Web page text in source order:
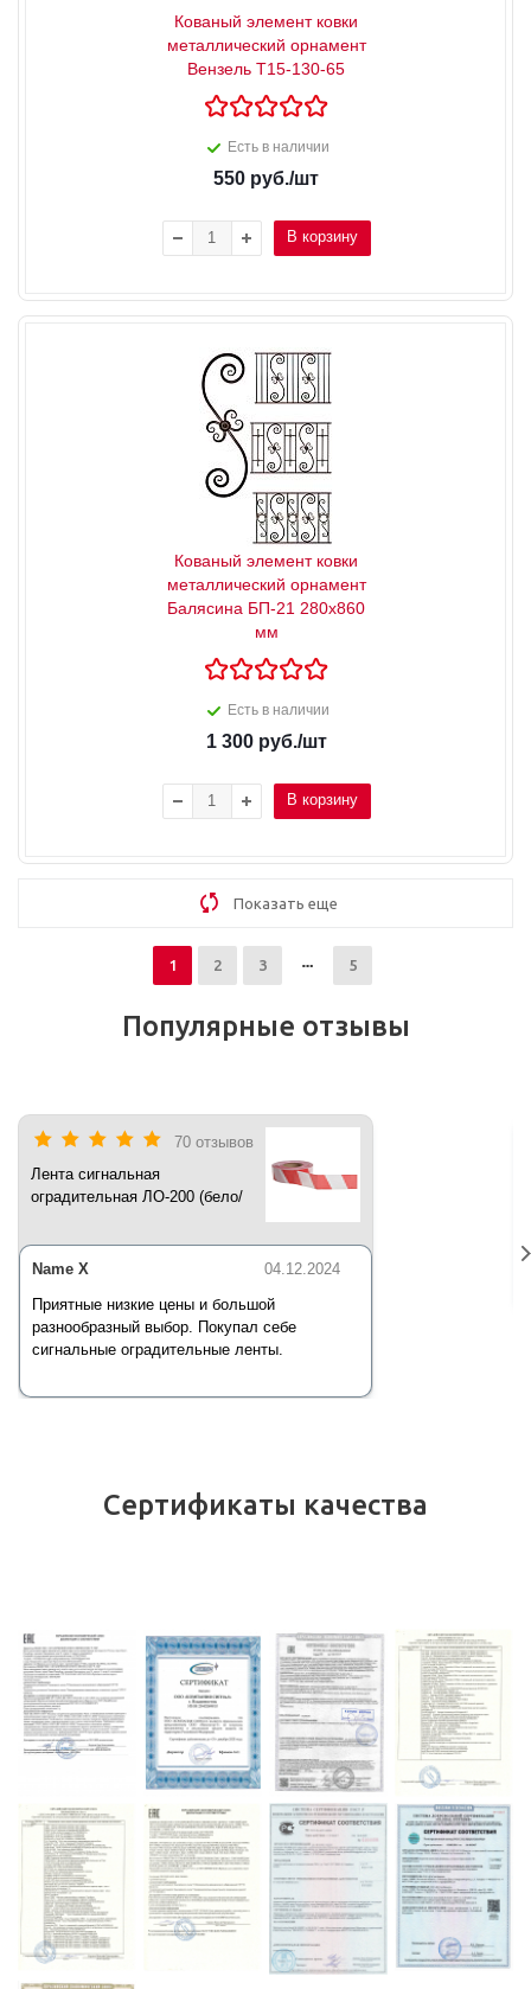
Кованый элемент ковки
металлический орнамент
Вензель Т15-130-65
Есть в наличии
550 руб./шт
В корзину
Кованый элемент ковки
металлический орнамент
Балясина БП-21 280х860
мм
Есть в наличии
1 300руб./шт
В корзину
Показать еще
1 2 3 5
Популярные отзывы
70 отзывов
Лента сигнальная
оградительная ЛО-200 (бело/
04.12.2024
Name X
Приятные низкие цены и большой
разнообразный выбор. Покупал себе
сигнальные оградительные ленты.
Сертификаты качества